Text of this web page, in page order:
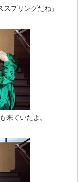
スプリングだね」
来ていたよ。